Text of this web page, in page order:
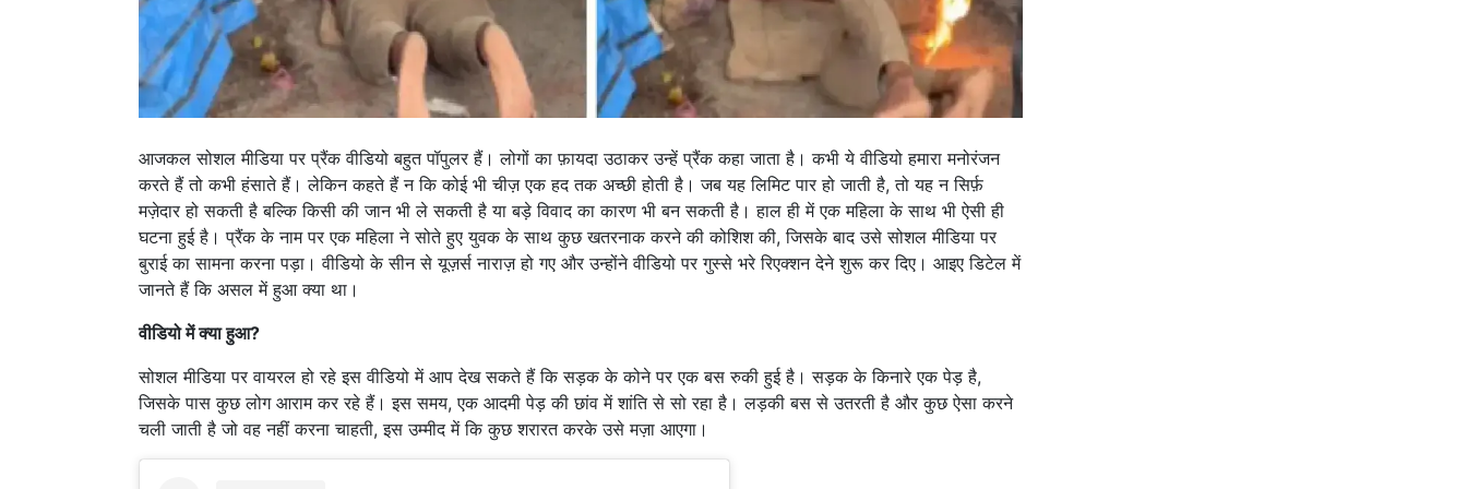
आजकल सोशल मीडिया पर प्रैंक वीडियो बहुत पॉपुलर हैं। लोगों का फ़ायदा उठाकर उन्हें प्रैंक कहा जाता है। कभी ये वीडियो हमारा मनोरंजन
करते हैं तो कभी हंसाते हैं। लेकिन कहते हैं न कि कोई भी चीज़ एक हद तक अच्छी होती है। जब यह लिमिट पार हो जाती है, तो यह न सिर्फ़
मज़ेदार हो सकती है बल्कि किसी की जान भी ले सकती है या बड़े विवाद का कारण भी बन सकती है। हाल ही में एक महिला के साथ भी ऐसी ही
घटना हुई है। प्रैंक के नाम पर एक महिला ने सोते हुए युवक के साथ कुछ खतरनाक करने की कोशिश की, जिसके बाद उसे सोशल मीडिया पर
बुराई का सामना करना पड़ा। वीडियो के सीन से यूज़र्स नाराज़ हो गए और उन्होंने वीडियो पर गुस्से भरे रिएक्शन देने शुरू कर दिए। आइए डिटेल में
जानते हैं कि असल में हुआ क्या था।
वीडियो में क्या हुआ?
सोशल मीडिया पर वायरल हो रहे इस वीडियो में आप देख सकते हैं कि सड़क के कोने पर एक बस रुकी हुई है। सड़क के किनारे एक पेड़ है,
जिसके पास कुछ लोग आराम कर रहे हैं। इस समय, एक आदमी पेड़ की छांव में शांति से सो रहा है। लड़की बस से उतरती है और कुछ ऐसा करने
चली जाती है जो वह नहीं करना चाहती, इस उम्मीद में कि कुछ शरारत करके उसे मज़ा आएगा।